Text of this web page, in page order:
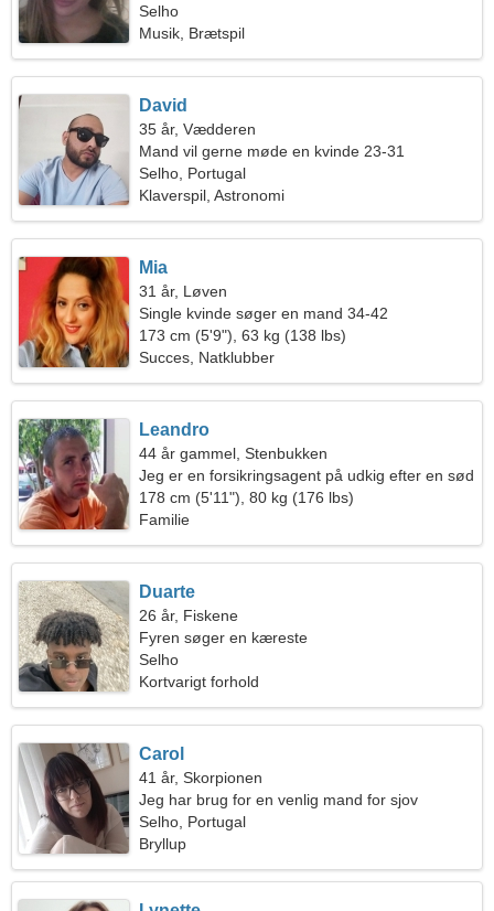
Selho
Musik, Brætspil
David
35 år, Vædderen
Mand vil gerne møde en kvinde 23-31
Selho, Portugal
Klaverspil, Astronomi
Mia
31 år, Løven
Single kvinde søger en mand 34-42
173 cm (5'9"), 63 kg (138 lbs)
Succes, Natklubber
Leandro
44 år gammel, Stenbukken
Jeg er en forsikringsagent på udkig efter en sød
kvinde
178 cm (5'11"), 80 kg (176 lbs)
Familie
Duarte
26 år, Fiskene
Fyren søger en kæreste
Selho
Kortvarigt forhold
Carol
41 år, Skorpionen
Jeg har brug for en venlig mand for sjov
Selho, Portugal
Bryllup